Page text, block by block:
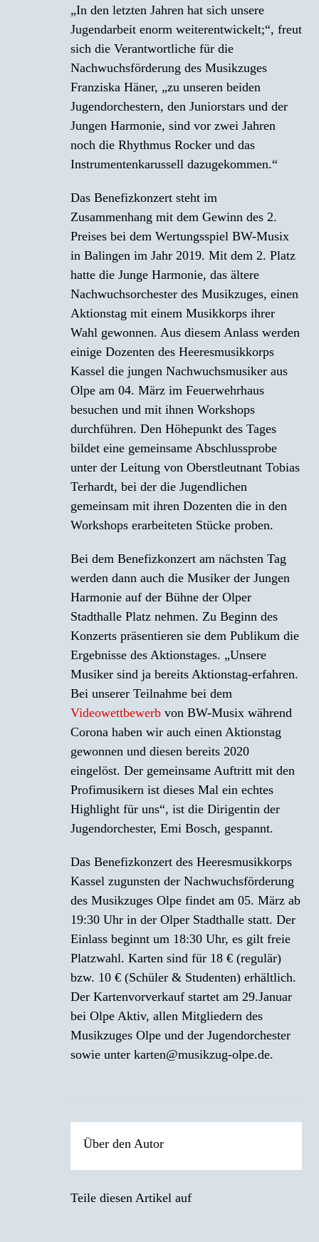
„In den letzten Jahren hat sich unsere
Jugendarbeit enorm weiterentwickelt;“, freut
sich die Verantwortliche für die
Nachwuchsförderung des Musikzuges
Franziska Häner, „zu unseren beiden
Jugendorchestern, den Juniorstars und der
Jungen Harmonie, sind vor zwei Jahren
noch die Rhythmus Rocker und das
Instrumentenkarussell dazugekommen.“
Das Benefizkonzert steht im
Zusammenhang mit dem Gewinn des 2.
Preises bei dem Wertungsspiel BW-Musix
in Balingen im Jahr 2019. Mit dem 2. Platz
hatte die Junge Harmonie, das ältere
Nachwuchsorchester des Musikzuges, einen
Aktionstag mit einem Musikkorps ihrer
Wahl gewonnen. Aus diesem Anlass werden
einige Dozenten des Heeresmusikkorps
Kassel die jungen Nachwuchsmusiker aus
Olpe am 04. März im Feuerwehrhaus
besuchen und mit ihnen Workshops
durchführen. Den Höhepunkt des Tages
bildet eine gemeinsame Abschlussprobe
unter der Leitung von Oberstleutnant Tobias
Terhardt, bei der die Jugendlichen
gemeinsam mit ihren Dozenten die in den
Workshops erarbeiteten Stücke proben.
Bei dem Benefizkonzert am nächsten Tag
werden dann auch die Musiker der Jungen
Harmonie auf der Bühne der Olper
Stadthalle Platz nehmen. Zu Beginn des
Konzerts präsentieren sie dem Publikum die
Ergebnisse des Aktionstages. „Unsere
Musiker sind ja bereits Aktionstag-erfahren.
Bei unserer Teilnahme bei dem
Videowettbewerb von BW-Musix während
Corona haben wir auch einen Aktionstag
gewonnen und diesen bereits 2020
eingelöst. Der gemeinsame Auftritt mit den
Profimusikern ist dieses Mal ein echtes
Highlight für uns“, ist die Dirigentin der
Jugendorchester, Emi Bosch, gespannt.
Das Benefizkonzert des Heeresmusikkorps
Kassel zugunsten der Nachwuchsförderung
des Musikzuges Olpe findet am 05. März ab
19:30 Uhr in der Olper Stadthalle statt. Der
Einlass beginnt um 18:30 Uhr, es gilt freie
Platzwahl. Karten sind für 18 € (regulär)
bzw. 10 € (Schüler & Studenten) erhältlich.
Der Kartenvorverkauf startet am 29.Januar
bei Olpe Aktiv, allen Mitgliedern des
Musikzuges Olpe und der Jugendorchester
sowie unter karten@musikzug-olpe.de.
Über den Autor
Teile diesen Artikel auf